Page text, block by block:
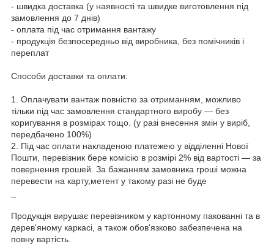
- швидка доставка (у наявності та швидке виготовлення під
замовлення до 7 днів)
- оплата під час отримання вантажу
- продукція безпосередньо від виробника, без помічників і
переплат
Способи доставки та оплати:
1. Оплачувати вантаж повністю за отриманням, можливо
тільки під час замовлення стандартного виробу — без
коригування в розмірах тощо. (у разі внесення змін у виріб,
передбачено 100%)
2. Під час оплати накладеною платежею у відділенні Нової
Пошти, перевізник бере комісію в розмірі 2% від вартості — за
повернення грошей. За бажанням замовника гроші можна
перевести на карту,метент у такому разі не буде
Продукція вирушає перевізником у картонному пакованні та в
дерев'яному каркасі, а також обов'язково забезпечена на
повну вартість.